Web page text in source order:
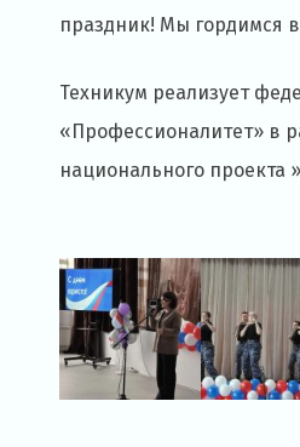
праздник! Мы гордимся
Техникум реализует
«Профессионалитет» в
национального проекта